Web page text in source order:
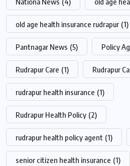
old age health insurance rudrapur (1)
Pantnagar News (5) Policy
Rudrapur Care (1) Rudrapur
rudrapur health insurance (1)
Rudrapur Health Policy (2)
rudrapur health policy agent (1)
senior citizen health insurance (1)